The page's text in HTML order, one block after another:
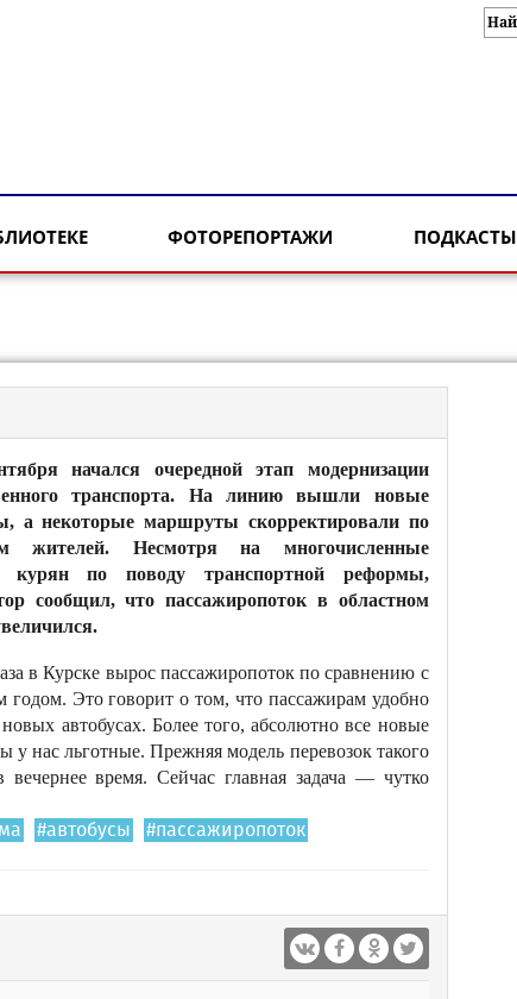
ФОТОРЕПОРТАЖИ ПОДКАСТЫ
начался очередной этап модернизации
транспорта. На линию вышли новые
а некоторые маршруты скорректировали по
жителей. Несмотря на многочисленные
курян по поводу транспортной реформы,
сообщил, что пассажиропоток в областном
в Курске вырос пассажиропоток по сравнению с
Это говорит о том, что пассажирам удобно
новых автобусах. Более того, абсолютно все новые
у нас льготные. Прежняя модель перевозок такого
время. Сейчас главная задача — чутко
#автобусы #пассажиропоток